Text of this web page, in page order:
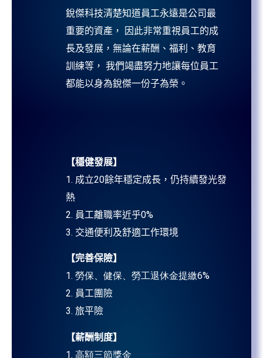
銳傑科技清楚知道員工永遠是公司最
重要的資產， 因此非常重視員工的成
長及發展，無論在薪酬、福利、教育
訓練等， 我們竭盡努力地讓每位員工
都能以身為銳傑一份子為榮。
【穩健發展】
1. 成立20餘年穩定成長，仍持續發光發
熱
2. 員工離職率近乎0%
3. 交通便利及舒適工作環境
【完善保險】
1. 勞保、健保、勞工退休金提繳6%
2. 員工團險
3. 旅平險
【薪酬制度】
1. 高額三節獎金